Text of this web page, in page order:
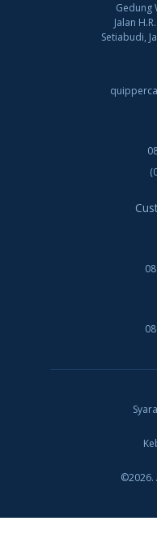
Gedung
Jalan
Setiabudi,
©2026.